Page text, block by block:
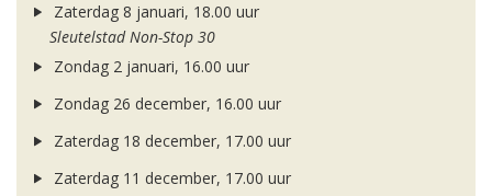
Zaterdag 8 januari, 18.00 uur
Sleutelstad Non-Stop 30
Zondag 2 januari, 16.00 uur
Zondag 26 december, 16.00 uur
Zaterdag 18 december, 17.00 uur
Zaterdag 11 december, 17.00 uur